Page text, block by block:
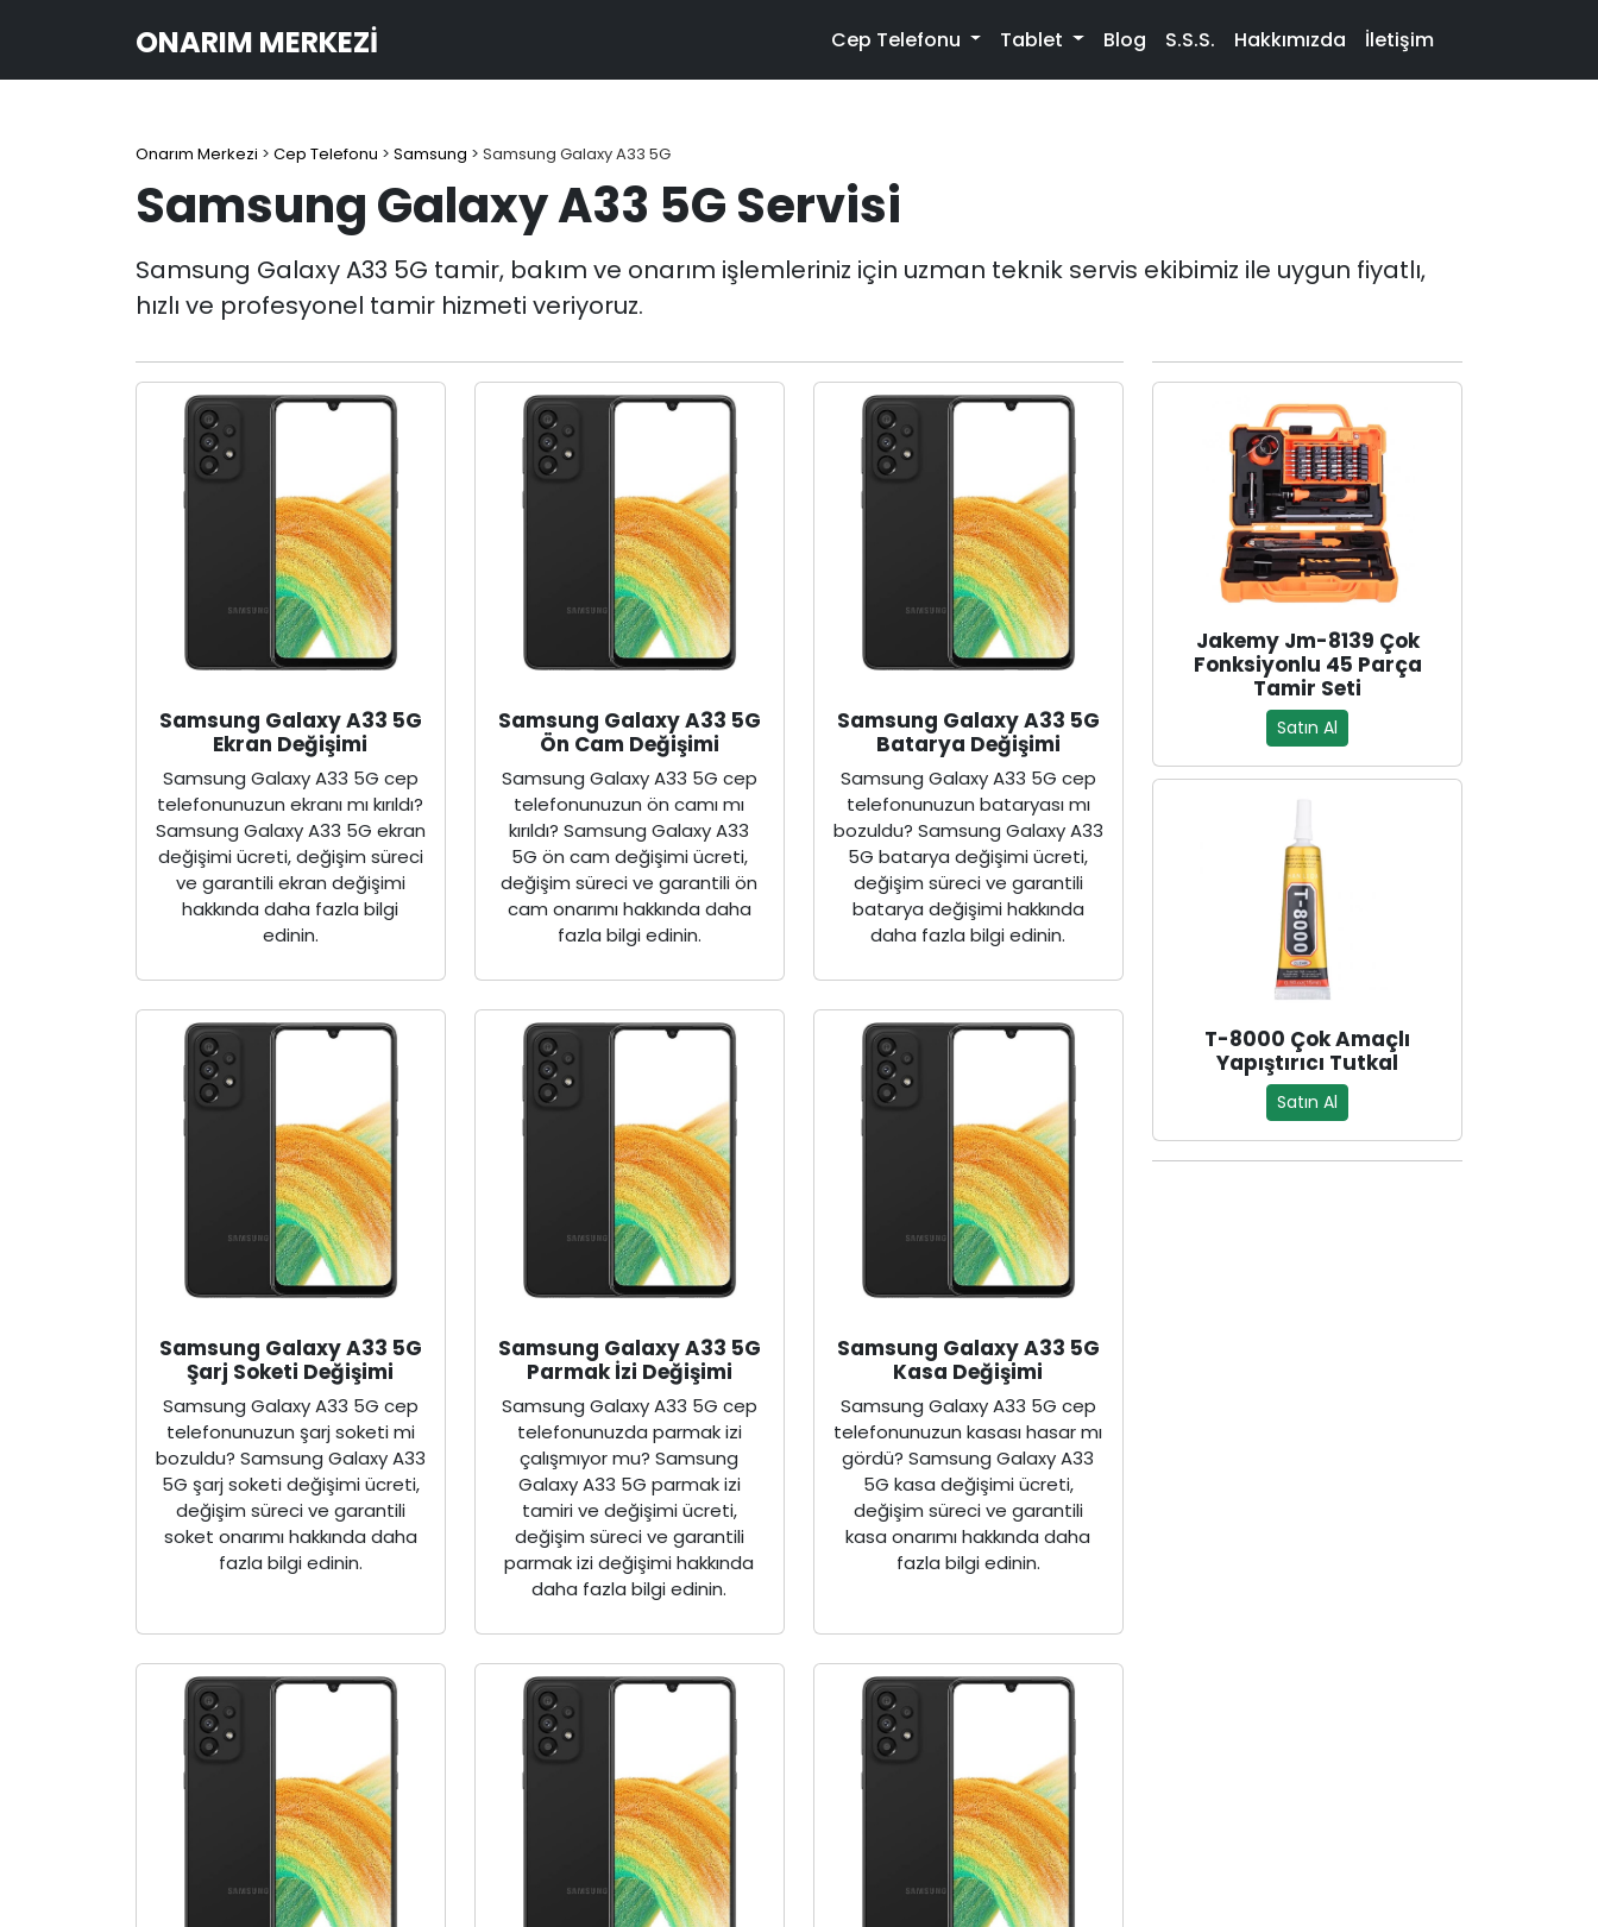
ONARIM MERKEZI Cep Telefonu Tablet Blog S.S.S. Hakkımızda İletişim
Onarım Merkezi > Cep Telefonu > Samsung > Samsung Galaxy A33 5G
Samsung Galaxy A33 5G Servisi
Samsung Galaxy A33 5G tamir, bakım ve onarım işlemleriniz için uzman teknik servis ekibimiz ile uygun fiyatlı,
hızlı ve profesyonel tamir hizmeti veriyoruz.
Samsung Galaxy A33 5G
Ekran Değişimi
Samsung Galaxy A33 5G cep
telefonunuzun ekranı mı kırıldı?
Samsung Galaxy A33 5G ekran
değişimi ücreti, değişim süreci
ve garantili ekran değişimi
hakkında daha fazla bilgi
edinin.
Samsung Galaxy A33 5G
Ön Cam Değişimi
Samsung Galaxy A33 5G cep
telefonunuzun ön camı mı
kırıldı? Samsung Galaxy A33
5G ön cam değişimi ücreti,
değişim süreci ve garantili ön
cam onarımı hakkında daha
fazla bilgi edinin.
Samsung Galaxy A33 5G
Batarya Değişimi
Samsung Galaxy A33 5G cep
telefonunuzun bataryası mı
bozuldu? Samsung Galaxy A33
5G batarya değişimi ücreti,
değişim süreci ve garantili
batarya değişimi hakkında
daha fazla bilgi edinin.
Samsung Galaxy A33 5G
Şarj Soketi Değişimi
Samsung Galaxy A33 5G cep
telefonunuzun şarj soketi mi
bozuldu? Samsung Galaxy A33
5G şarj soketi değişimi ücreti,
değişim süreci ve garantili
soket onarımı hakkında daha
fazla bilgi edinin.
Samsung Galaxy A33 5G
Parmak İzi Değişimi
Samsung Galaxy A33 5G cep
telefonunuzda parmak izi
çalışmıyor mu? Samsung
Galaxy A33 5G parmak izi
tamiri ve değişimi ücreti,
değişim süreci ve garantili
parmak izi değişimi hakkında
daha fazla bilgi edinin.
Samsung Galaxy A33 5G
Kasa Değişimi
Samsung Galaxy A33 5G cep
telefonunuzun kasası hasar mı
gördü? Samsung Galaxy A33
5G kasa değişimi ücreti,
değişim süreci ve garantili
kasa onarımı hakkında daha
fazla bilgi edinin.
Jakemy Jm-8139 Çok
Fonksiyonlu 45 Parça
Tamir Seti
Satın Al
T-8000 Çok Amaçlı
Yapıştırıcı Tutkal
Satın Al